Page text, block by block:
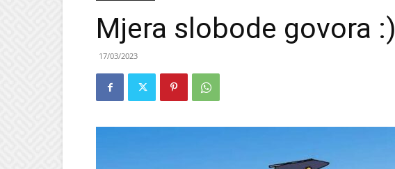
Mjera slobode govora :)
17/03/2023